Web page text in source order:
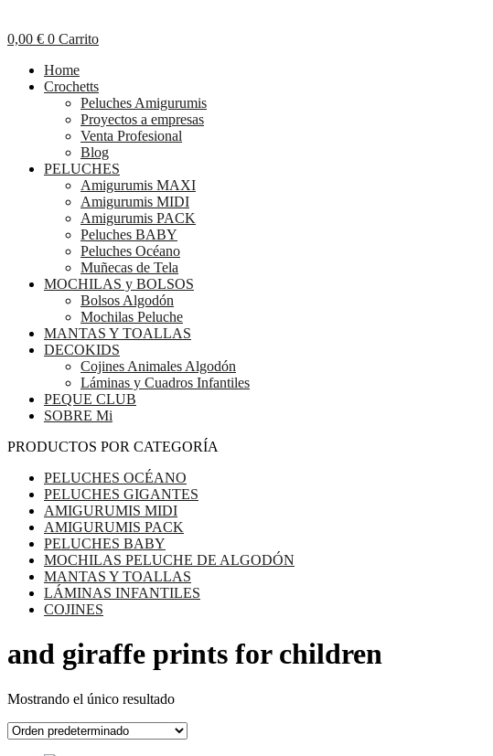
0,00 € 0 Carrito
Home
Crochetts
Peluches Amigurumis
Proyectos a empresas
Venta Profesional
Blog
PELUCHES
Amigurumis MAXI
Amigurumis MIDI
Amigurumis PACK
Peluches BABY
Peluches Océano
Muñecas de Tela
MOCHILAS y BOLSOS
Bolsos Algodón
Mochilas Peluche
MANTAS Y TOALLAS
DECOKIDS
Cojines Animales Algodón
Láminas y Cuadros Infantiles
PEQUE CLUB
SOBRE Mi
PRODUCTOS POR CATEGORÍA
PELUCHES OCÉANO
PELUCHES GIGANTES
AMIGURUMIS MIDI
AMIGURUMIS PACK
PELUCHES BABY
MOCHILAS PELUCHE DE ALGODÓN
MANTAS Y TOALLAS
LÁMINAS INFANTILES
COJINES
and giraffe prints for children
Mostrando el único resultado